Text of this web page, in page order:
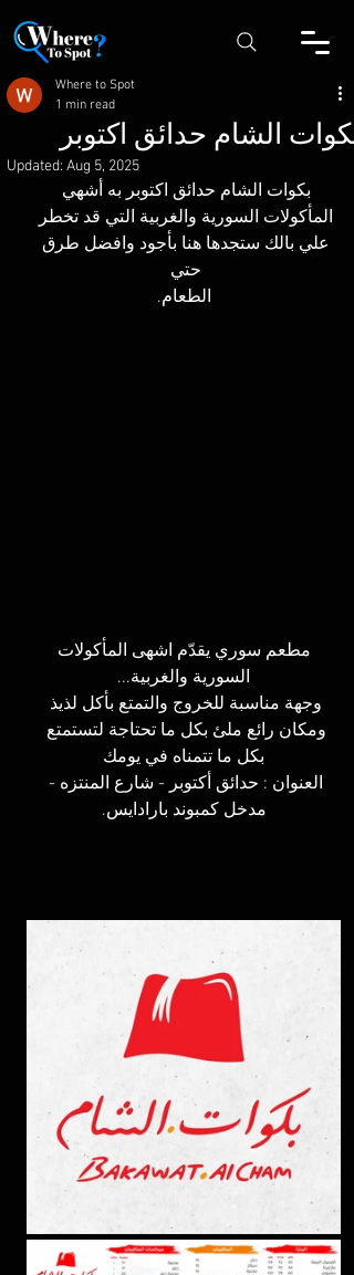
بكوات الشام حدائق اكتوبر
Where to Spot
1 min read
Updated: Aug 5, 2025
بكوات الشام حدائق اكتوبر به أشهي
المأكولات السورية والغربية التي قد تخطر
علي بالك ستجدها هنا بأجود وافضل طرق
حتي
الطعام.
مطعم سوري يقدّم اشهى المأكولات
السورية والغربية...
وجهة مناسبة للخروج والتمتع بأكل لذيذ
ومكان رائع ملئ بكل ما تحتاجة لتستمتع
بكل ما تتمناه في يومك
العنوان : حدائق أكتوبر - شارع المنتزه -
مدخل كمبوند بارادايس.